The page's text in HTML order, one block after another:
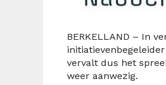
BERKELLAND – In
vervalt dus het
weer aanwezig.